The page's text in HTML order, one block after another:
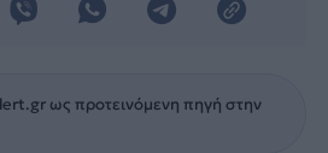
ως προτεινόμενη πηγή στην